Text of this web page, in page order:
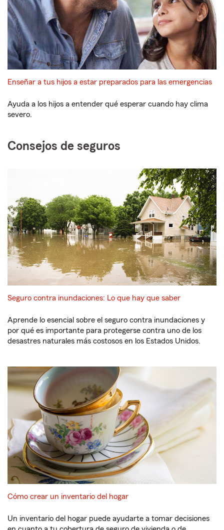
Enseñar a tus hijos a estar preparados para las emergencias
Ayuda a los hijos a entender qué esperar cuando hay clima
severo.
Consejos de seguros
Seguro contra inundaciones: Lo que hay que saber
Aprende lo esencial sobre el seguro contra inundaciones y
por qué es importante para protegerse contra uno de los
desastres naturales más costosos en los Estados Unidos.
Cómo crear un inventario del hogar
Un inventario del hogar puede ayudarte a tomar decisiones